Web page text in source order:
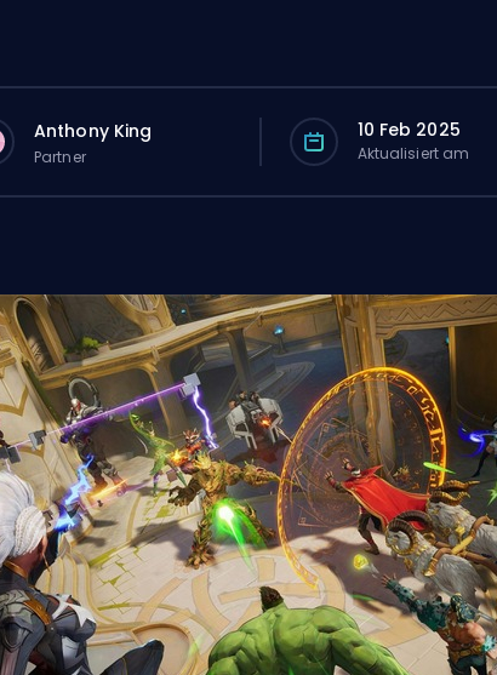
Anthony King
Partner
10 Feb 2025
Aktualisiert am